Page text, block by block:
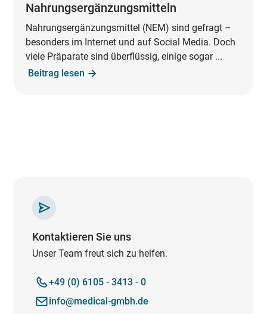
Nahrungsergänzungsmitteln
Nahrungsergänzungsmittel (NEM) sind gefragt –
besonders im Internet und auf Social Media. Doch
viele Präparate sind überflüssig, einige sogar ...
Beitrag lesen
Kontaktieren Sie uns
Unser Team freut sich zu helfen.
+49 (0) 6105 - 3413 - 0
info@medical-gmbh.de